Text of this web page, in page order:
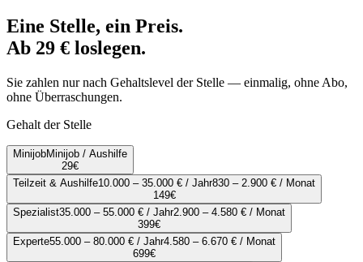
Eine Stelle, ein Preis.
Ab 29 € loslegen.
Sie zahlen nur nach Gehaltslevel der Stelle — einmalig, ohne Abo,
ohne Überraschungen.
Gehalt der Stelle
MinijobMinijob / Aushilfe
29€
Teilzeit & Aushilfe10.000 – 35.000 € / Jahr830 – 2.900 € / Monat
149€
Spezialist35.000 – 55.000 € / Jahr2.900 – 4.580 € / Monat
399€
Experte55.000 – 80.000 € / Jahr4.580 – 6.670 € / Monat
699€